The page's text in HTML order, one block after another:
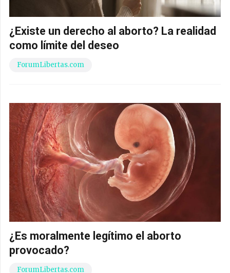
¿Existe un derecho al aborto? La realidad
como límite del deseo
ForumLibertas.com
¿Es moralmente legítimo el aborto
provocado?
ForumLibertas.com